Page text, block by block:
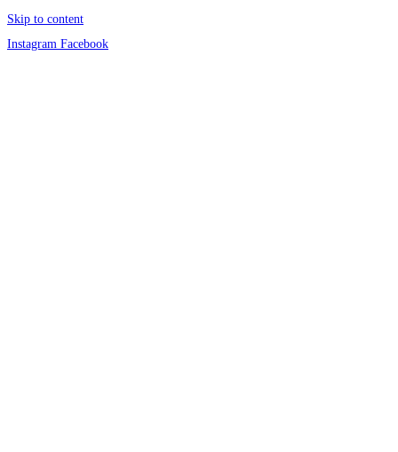
Skip to content
Instagram Facebook